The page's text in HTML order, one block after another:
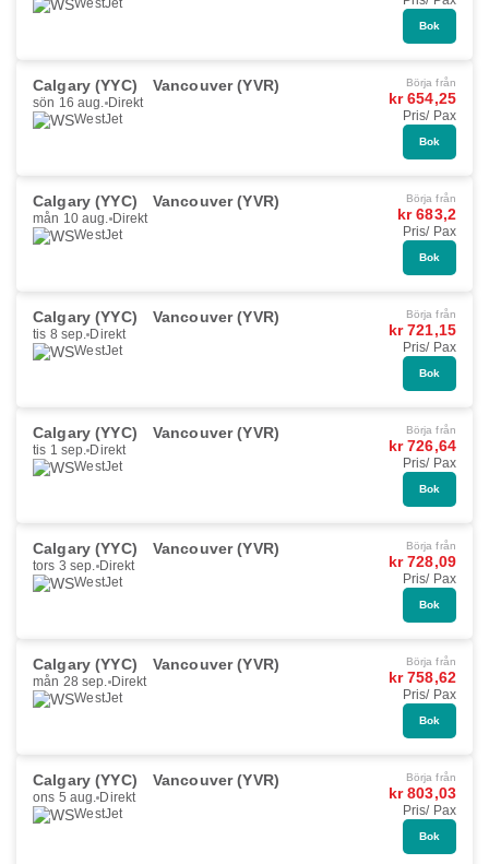
WestJet
Bok
Calgary (YYC) Vancouver (YVR)
sön 16 aug. Direkt
WestJet
Börja från
kr 654,25
Pris/ Pax
Bok
Calgary (YYC) Vancouver (YVR)
mån 10 aug. Direkt
WestJet
Börja från
kr 683,2
Pris/ Pax
Bok
Calgary (YYC) Vancouver (YVR)
tis 8 sep. Direkt
WestJet
Börja från
kr 721,15
Pris/ Pax
Bok
Calgary (YYC) Vancouver (YVR)
tis 1 sep. Direkt
WestJet
Börja från
kr 726,64
Pris/ Pax
Bok
Calgary (YYC) Vancouver (YVR)
tors 3 sep. Direkt
WestJet
Börja från
kr 728,09
Pris/ Pax
Bok
Calgary (YYC) Vancouver (YVR)
mån 28 sep. Direkt
WestJet
Börja från
kr 758,62
Pris/ Pax
Bok
Calgary (YYC) Vancouver (YVR)
ons 5 aug. Direkt
WestJet
Börja från
kr 803,03
Pris/ Pax
Bok